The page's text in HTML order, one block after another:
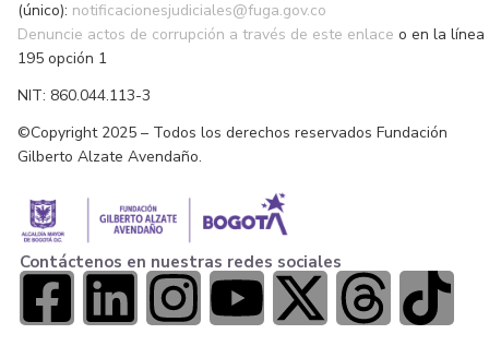
(único): notificacionesjudiciales@fuga.gov.co
Denuncie actos de corrupción a través de este enlace o en la línea
195 opción 1
NIT: 860.044.113-3
©Copyright 2025 – Todos los derechos reservados Fundación
Gilberto Alzate Avendaño.
Contáctenos en nuestras redes sociales